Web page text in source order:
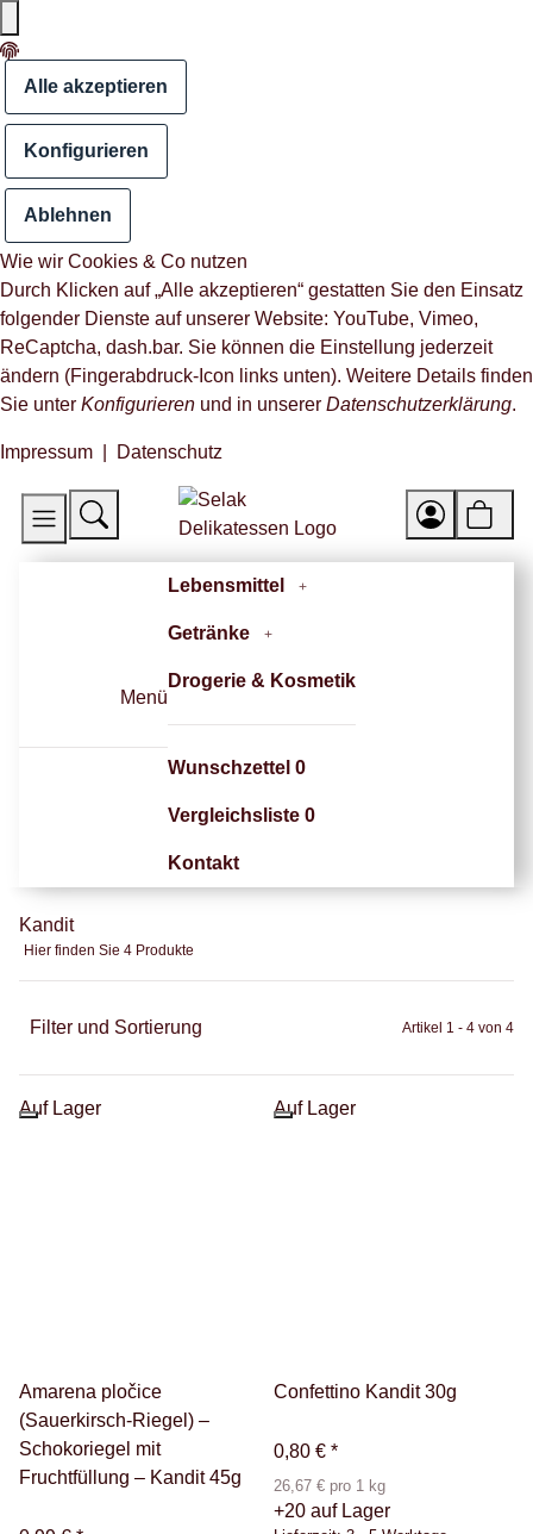
Alle akzeptieren
Konfigurieren
Ablehnen
Wie wir Cookies & Co nutzen
Durch Klicken auf „Alle akzeptieren“ gestatten Sie den Einsatz
folgender Dienste auf unserer Website: YouTube, Vimeo,
ReCaptcha, dash.bar. Sie können die Einstellung jederzeit
ändern (Fingerabdruck-Icon links unten). Weitere Details finden
Sie unter Konfigurieren und in unserer Datenschutzerklärung.
Impressum Datenschutz
Menü
Lebensmittel
Getränke
Drogerie & Kosmetik
Wunschzettel 0
Vergleichsliste 0
Kontakt
Kandit
Hier finden Sie 4 Produkte
Filter und Sortierung Artikel 1 - 4 von 4
Auf Lager
Amarena pločice
(Sauerkirsch-Riegel) –
Schokoriegel mit
Fruchtfüllung – Kandit 45g
Auf Lager
Confettino Kandit 30g
0,80 € *
26,67 € pro 1 kg
+20 auf Lager